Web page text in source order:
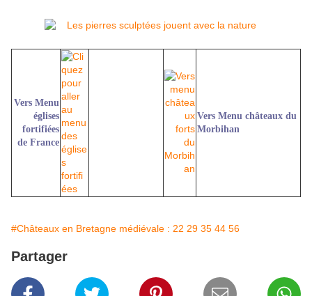
Vers Menu
églises
fortifiées
de France
Vers Menu châteaux du
Morbihan
#Châteaux en Bretagne médiévale : 22 29 35 44 56
Partager